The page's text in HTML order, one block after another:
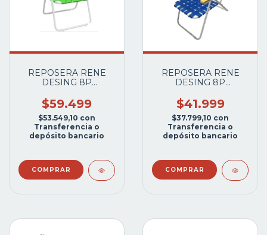
REPOSERA RENE
DESING 8P
BRAZO CAÑO
ALUMINIO
VS.COLORES
$59.499
$53.549,10 con
Transferencia o
depósito bancario
REPOSERA RENE
DESING 8P
BRAZO CAÑO ACERO
VS.COLORES
$41.999
$37.799,10 con
Transferencia o
depósito bancario